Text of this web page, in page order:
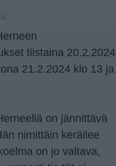
tiistaina 20.2.2024
21.2.2024 klo 13 ja
on jännittävä
nimittäin keräilee
on jo valtava,